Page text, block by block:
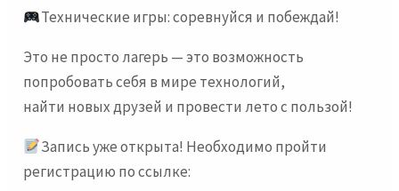
Технические игры: соревнуйся и побеждай!
Это не просто лагерь — это возможность
попробовать себя в мире технологий,
найти новых друзей и провести лето с пользой!
Запись уже открыта! Необходимо пройти
регистрацию по ссылке: